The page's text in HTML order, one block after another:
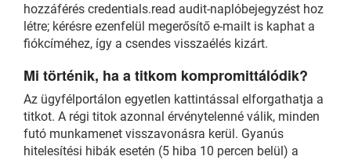
hozzáférés credentials.read audit-naplóbejegyzést hoz
létre; kérésre ezenfelül megerősítő e-mailt is kaphat a
fiókcíméhez, így a csendes visszaélés kizárt.
Mi történik, ha a titkom kompromittálódik?
Az ügyfélportálon egyetlen kattintással elforgathatja a
titkot. A régi titok azonnal érvénytelenné válik, minden
futó munkamenet visszavonásra kerül. Gyanús
hitelesítési hibák esetén (5 hiba 10 percen belül) a